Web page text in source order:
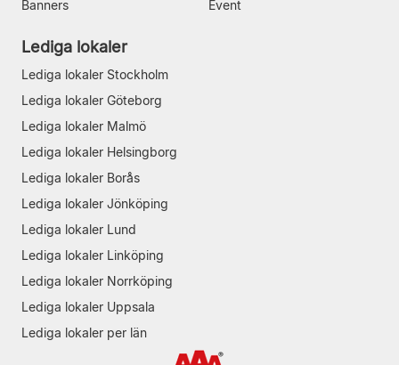
Banners
Event
Lediga lokaler
Lediga lokaler Stockholm
Lediga lokaler Göteborg
Lediga lokaler Malmö
Lediga lokaler Helsingborg
Lediga lokaler Borås
Lediga lokaler Jönköping
Lediga lokaler Lund
Lediga lokaler Linköping
Lediga lokaler Norrköping
Lediga lokaler Uppsala
Lediga lokaler per län